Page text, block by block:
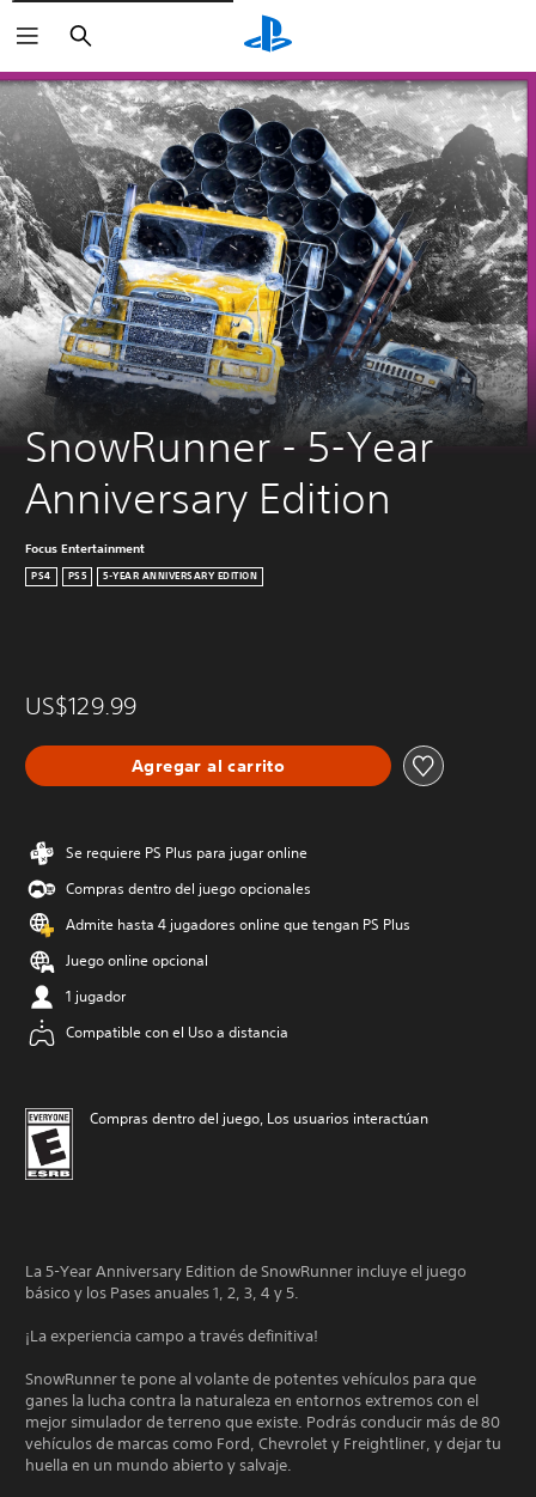
Buscar
SnowRunner - 5-Year
Anniversary Edition
Focus Entertainment
PS4 PS5 5-YEAR ANNIVERSARY EDITION
US$129.99
Agregar al carrito
Se requiere PS Plus para jugar online
Compras dentro del juego opcionales
Admite hasta 4 jugadores online que tengan PS Plus
Juego online opcional
1 jugador
Compatible con el Uso a distancia
Compras dentro del juego, Los usuarios interactúan
La 5-Year Anniversary Edition de SnowRunner incluye el juego
básico y los Pases anuales 1, 2, 3, 4 y 5.
¡La experiencia campo a través definitiva!
SnowRunner te pone al volante de potentes vehículos para que
ganes la lucha contra la naturaleza en entornos extremos con el
mejor simulador de terreno que existe. Podrás conducir más de 80
vehículos de marcas como Ford, Chevrolet y Freightliner, y dejar tu
huella en un mundo abierto y salvaje.